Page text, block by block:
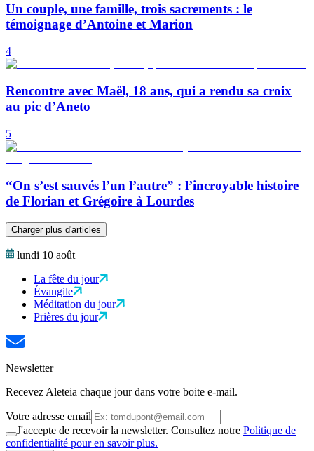
Un couple, une famille, trois sacrements : le
témoignage d’Antoine et Marion
4
Rencontre avec Maël, 18 ans, qui a rendu sa croix
au pic d’Aneto
5
“On s’est sauvés l’un l’autre” : l’incroyable histoire
de Florian et Grégoire à Lourdes
Charger plus d'articles
lundi 10 août
La fête du jour
Évangile
Méditation du jour
Prières du jour
Newsletter
Recevez Aleteia chaque jour dans votre boite e-mail.
Votre adresse email
J'accepte de recevoir la newsletter. Consultez notre Politique de
confidentialité pour en savoir plus.